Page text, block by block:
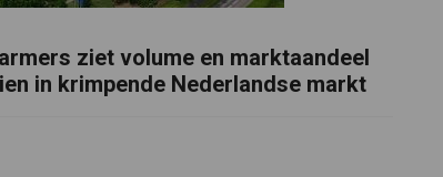
ziet volume en marktaandeel
in krimpende Nederlandse markt